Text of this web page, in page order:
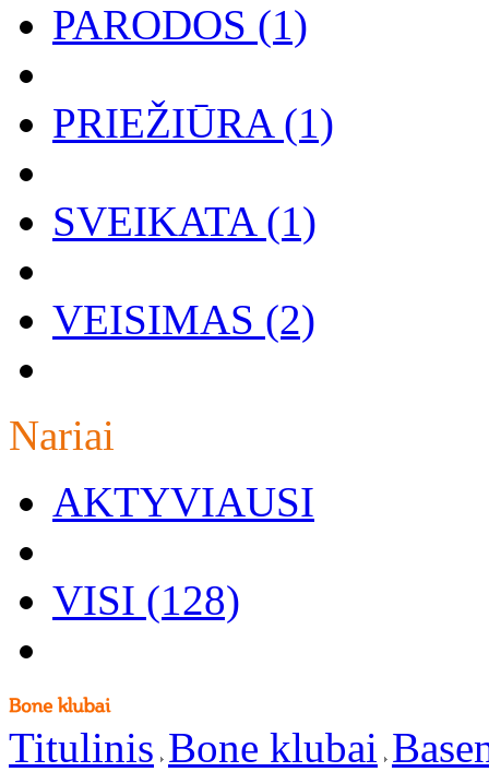
PARODOS (1)
PRIEŽIŪRA (1)
SVEIKATA (1)
VEISIMAS (2)
Nariai
AKTYVIAUSI
VISI (128)
Titulinis Bone klubai